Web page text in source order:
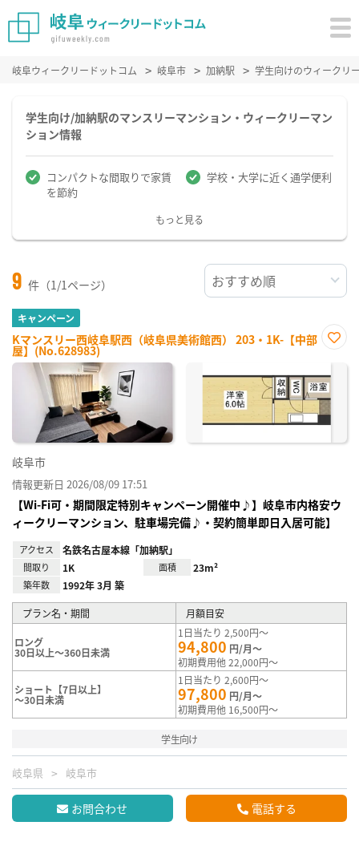
岐阜ウィークリードットコム 岐阜市 加納駅 学生向けのウィークリ
学生向け/加納駅のマンスリーマンション・ウィークリーマン
ション情報
コンパクトな間取りで家賃
を節約
学校・大学に近く通学便利
もっと見る
9 件（1/1ページ）
キャンペーン
Kマンスリー西岐阜駅西（岐阜県美術館西） 203・1K-【中部
屋】(No.628983)
に入
り登
録
岐阜市
情報更新日 2026/08/09 17:51
【Wi-Fi可・期間限定特別キャンペーン開催中♪】岐阜市内格安ウ
ィークリーマンション、駐車場完備♪・契約簡単即日入居可能】
アクセス 名鉄名古屋本線「加納駅」
間取り 1K 面積 23m²
築年数 1992年 3月 築
プラン名・期間 月額目安
ロング
30日以上～360日未満
1日当たり 2,500円～
94,800 円/月～
初期費用他 22,000円～
ショート【7日以上】
～30日未満
1日当たり 2,600円～
97,800 円/月～
初期費用他 16,500円～
学生向け
岐阜県 岐阜市
お問合わせ 電話する